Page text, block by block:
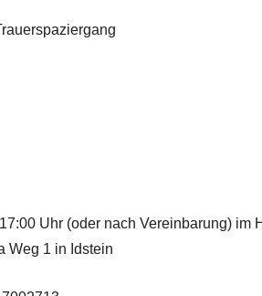
Uhr (oder nach Vereinbarung) im
Weg 1 in Idstein